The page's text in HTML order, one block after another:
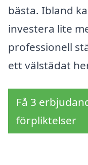
bästa. Ibland
investera lite
professionell
ett välstädat
Få 3
förpliktelser